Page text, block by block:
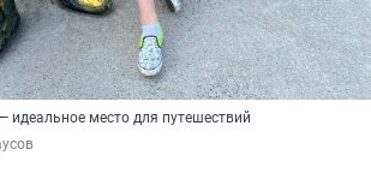
идеальное место для путешествий